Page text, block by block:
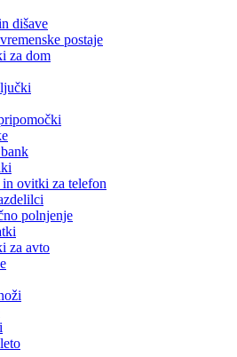
dišave
postaje
za dom
in ovitki za telefon
polnjenje
za avto